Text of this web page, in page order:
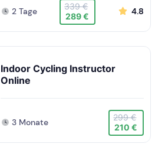
2 Tage
339 €
289 €
4.8
Indoor Cycling Instructor
Online
3 Monate
299 €
210 €